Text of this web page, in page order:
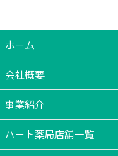
ホーム
会社概要
事業紹介
ハート薬局店舗一覧